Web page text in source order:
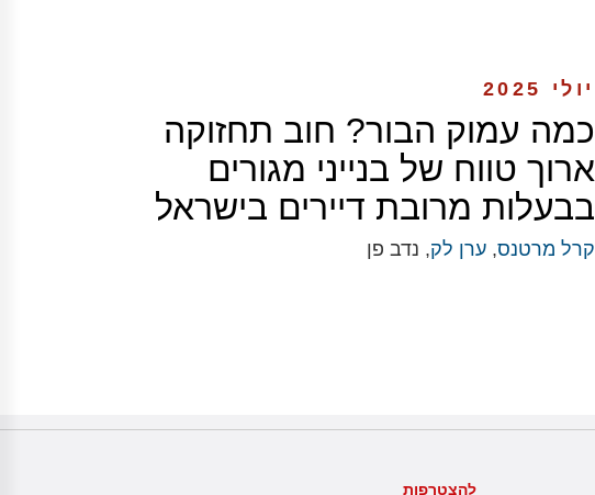
יולי 2025
כמה עמוק הבור? חוב תחזוקה
ארוך טווח של בנייני מגורים
בבעלות מרובת דיירים בישראל
קרל מרטנס, ערן לק, נדב פן
להצטרפות